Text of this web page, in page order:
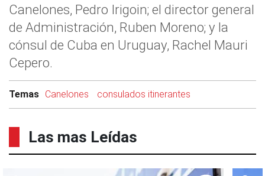
Canelones, Pedro Irigoin; el director general
de Administración, Ruben Moreno; y la
cónsul de Cuba en Uruguay, Rachel Mauri
Cepero.
Temas Canelones consulados itinerantes
Las mas Leídas